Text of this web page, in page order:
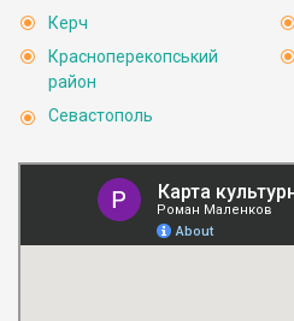
Керч
Красноперекопський
район
Севастополь